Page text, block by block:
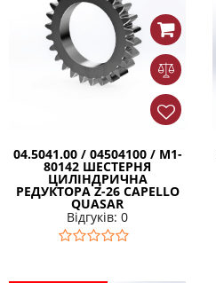
04.5041.00 / 04504100 / M1-
80142 ШЕСТЕРНЯ
ЦИЛІНДРИЧНА
РЕДУКТОРА Z-26 CAPELLO
QUASAR
Відгуків: 0